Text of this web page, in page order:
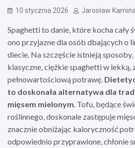
10 stycznia 2026 Jarosław
Spaghetti to danie, które kocha cały
ono przyjazne dla osób dbających o
diecie. Na szczęście istnieją
klasyczne, ciężkie spaghetti w lekką,
pełnowartościową potrawę.
to doskonała alternatywa dla
mięsem mielonym . Tofu, będące
roślinnego, doskonale zastępuje
znacznie obniżając kaloryczność
odpowiednio przyprawione, chłonie